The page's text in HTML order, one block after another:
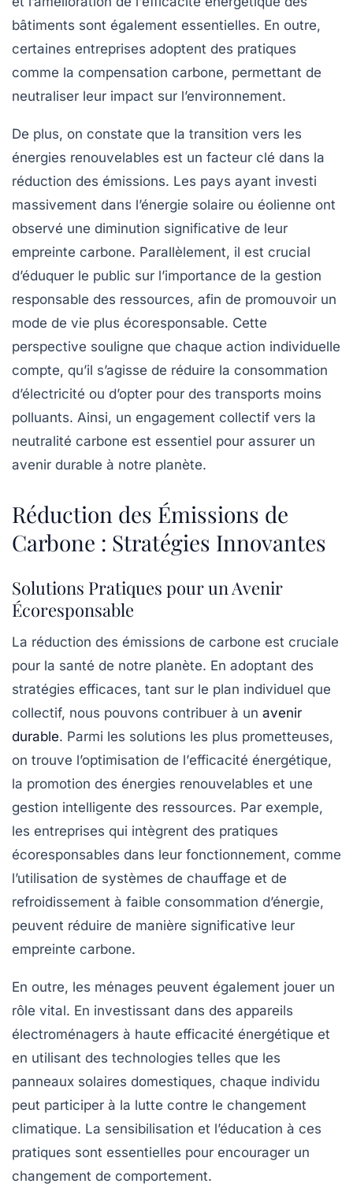
bâtiments sont également essentielles. En outre,
certaines entreprises adoptent des pratiques
comme la compensation carbone, permettant de
neutraliser leur impact sur l’environnement.
De plus, on constate que la transition vers les
énergies renouvelables est un facteur clé dans la
réduction des émissions. Les pays ayant investi
massivement dans l’énergie solaire ou éolienne ont
observé une diminution significative de leur
empreinte carbone. Parallèlement, il est crucial
d’éduquer le public sur l’importance de la gestion
responsable des ressources, afin de promouvoir un
mode de vie plus écoresponsable. Cette
perspective souligne que chaque action individuelle
compte, qu’il s’agisse de réduire la consommation
d’électricité ou d’opter pour des transports moins
polluants. Ainsi, un engagement collectif vers la
neutralité carbone est essentiel pour assurer un
avenir durable à notre planète.
Réduction des Émissions de
Carbone : Stratégies Innovantes
Solutions Pratiques pour un Avenir
Écoresponsable
La réduction des émissions de carbone est cruciale
pour la santé de notre planète. En adoptant des
stratégies efficaces, tant sur le plan individuel que
collectif, nous pouvons contribuer à un avenir
durable. Parmi les solutions les plus prometteuses,
on trouve l’optimisation de l’efficacité énergétique,
la promotion des énergies renouvelables et une
gestion intelligente des ressources. Par exemple,
les entreprises qui intègrent des pratiques
écoresponsables dans leur fonctionnement, comme
l’utilisation de systèmes de chauffage et de
refroidissement à faible consommation d’énergie,
peuvent réduire de manière significative leur
empreinte carbone.
En outre, les ménages peuvent également jouer un
rôle vital. En investissant dans des appareils
électroménagers à haute efficacité énergétique et
en utilisant des technologies telles que les
panneaux solaires domestiques, chaque individu
peut participer à la lutte contre le changement
climatique. La sensibilisation et l’éducation à ces
pratiques sont essentielles pour encourager un
changement de comportement.